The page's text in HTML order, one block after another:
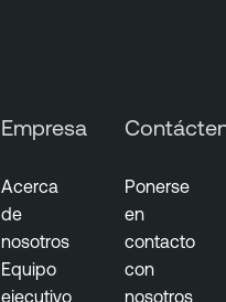
Empresa
Acerca
de
nosotros
Equipo
ejecutivo
Ponerse
en
contacto
con
nosotros